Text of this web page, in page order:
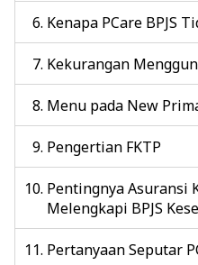
Kenapa PCare BPJS
Kekurangan
Menu pada New
Pengertian FKTP
Pentingnya Asuransi
Melengkapi BPJS
Pertanyaan Seputar